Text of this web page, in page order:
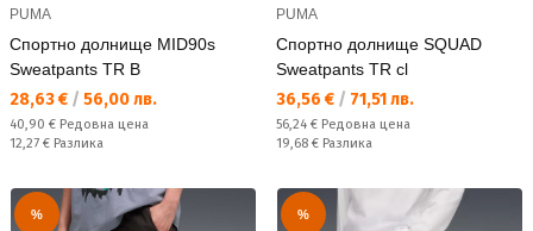
PUMA
Спортно долнище MID90s
Sweatpants TR B
Текуща цена:
28,63 € / 56,00 лв.
Редовна цена:
40,90 € Редовна цена
Спестявате:
12,27 € Разлика
PUMA
Спортно долнище SQUAD
Sweatpants TR cl
Текуща цена:
36,56 € / 71,51 лв.
Редовна цена:
56,24 € Редовна цена
Спестявате:
19,68 € Разлика
% %